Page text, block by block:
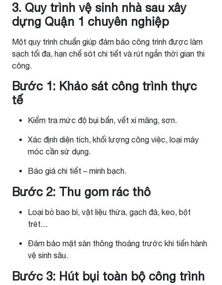
3. Quy trình vệ sinh nhà sau xây
dựng Quận 1 chuyên nghiệp
Một quy trình chuẩn giúp đảm bảo công trình được làm
sạch tối đa, hạn chế sót chi tiết và rút ngắn thời gian thi
công.
Bước 1: Khảo sát công trình thực
tế
Kiểm tra mức độ bụi bẩn, vết xi măng, sơn.
Xác định diện tích, khối lượng công việc, loại máy
móc cần sử dụng.
Báo giá chi tiết – minh bạch.
Bước 2: Thu gom rác thô
Loại bỏ bao bì, vật liệu thừa, gạch đá, keo, bột
trét…
Đảm bảo mặt sàn thông thoáng trước khi tiến hành
vệ sinh sâu.
Bước 3: Hút bụi toàn bộ công trình